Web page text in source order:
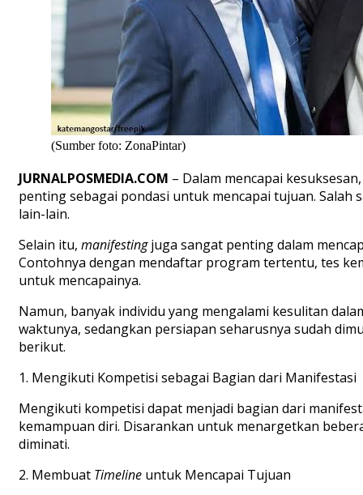
(Sumber foto: ZonaPintar)
JURNALPOSMEDIA.COM – Dalam mencapai
penting sebagai pondasi untuk mencapai tujuan.
lain-lain.
Selain itu, manifestingjuga sangat penting dalam
Contohnya dengan mendaftar program tertentu, tes
untuk mencapainya.
Namun, banyak individu yang mengalami kesulitan
waktunya, sedangkan persiapan seharusnya sudah
berikut.
1. Mengikuti Kompetisi sebagai Bagian dari Manifestasi
Mengikuti kompetisi dapat menjadi bagian dari
kemampuan diri. Disarankan untuk menargetkan
diminati.
2. Membuat Timeline untuk Mencapai Tujuan